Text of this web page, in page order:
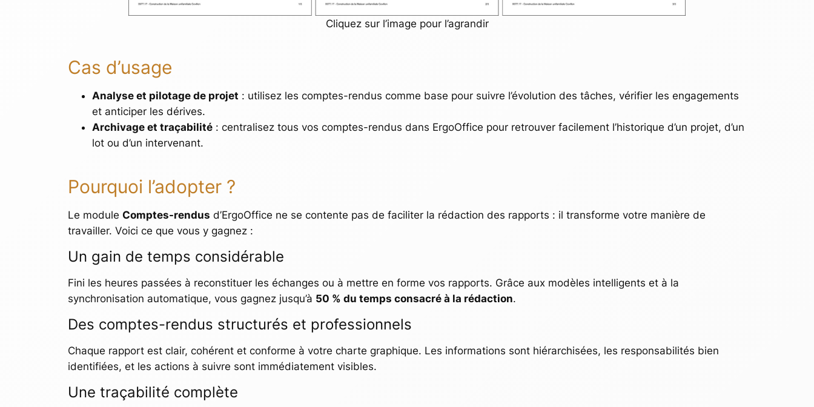
Cliquez sur l’image pour l’agrandir
Cas d’usage
Analyse et pilotage de projet : utilisez les comptes-rendus comme base pour suivre l’évolution des tâches, vérifier les engagements
et anticiper les dérives.
Archivage et traçabilité : centralisez tous vos comptes-rendus dans ErgoOffice pour retrouver facilement l’historique d’un projet, d’un
lot ou d’un intervenant.
Pourquoi l’adopter ?
Le module Comptes-rendus d’ErgoOffice ne se contente pas de faciliter la rédaction des rapports : il transforme votre manière de
travailler. Voici ce que vous y gagnez :
Un gain de temps considérable
Fini les heures passées à reconstituer les échanges ou à mettre en forme vos rapports. Grâce aux modèles intelligents et à la
synchronisation automatique, vous gagnez jusqu’à 50 % du temps consacré à la rédaction.
Des comptes-rendus structurés et professionnels
Chaque rapport est clair, cohérent et conforme à votre charte graphique. Les informations sont hiérarchisées, les responsabilités bien
identifiées, et les actions à suivre sont immédiatement visibles.
Une traçabilité complète